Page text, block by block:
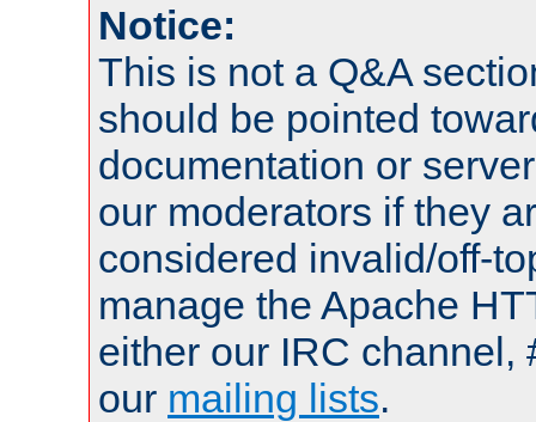
Notice:
This is not a Q&A
should be pointed
documentation or
our moderators if they
considered invalid/off-
manage the Apache
either our IRC channel,
our mailing lists.